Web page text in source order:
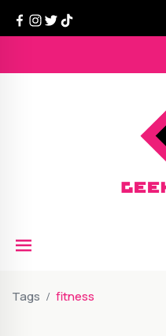
Tags fitness